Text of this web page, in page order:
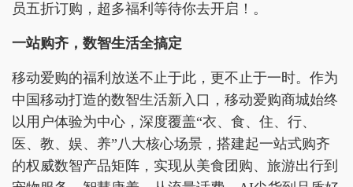
员五折订购，超多福利等待你去开启！。
一站购齐，数智生活全搞定
移动爱购的福利放送不止于此，更不止于一时。作为
中国移动打造的数智生活新入口，移动爱购商城始终
以用户体验为中心，深度覆盖“衣、食、住、行、
医、教、娱、养”八大核心场景，搭建起一站式购齐
的权威数智产品矩阵，实现从美食团购、旅游出行到